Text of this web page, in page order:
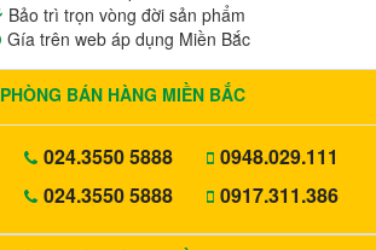
Bảo trì trọn vòng đời sản phẩm
Gía trên web áp dụng Miền Bắc
PHÒNG BÁN HÀNG MIỀN BẮC
024.3550 5888
024.3550 5888
0948.029.111
0917.311.386